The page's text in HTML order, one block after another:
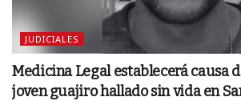
JUDICIALES
Medicina Legal establecerá causa
joven guajiro hallado sin vida en